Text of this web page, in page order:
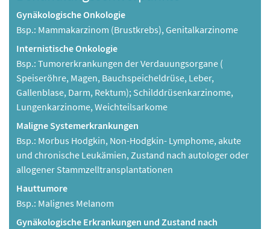
Gynäkologische Onkologie
Bsp.: Mammakarzinom (Brustkrebs), Genitalkarzinome
Internistische Onkologie
Bsp.: Tumorerkrankungen der Verdauungsorgane (
Speiseröhre, Magen, Bauchspeicheldrüse, Leber,
Gallenblase, Darm, Rektum); Schilddrüsenkarzinome,
Lungenkarzinome, Weichteilsarkome
Maligne Systemerkrankungen
Bsp.: Morbus Hodgkin, Non-Hodgkin- Lymphome, akute
und chronische Leukämien, Zustand nach autologer oder
allogener Stammzelltransplantationen
Hauttumore
Bsp.: Malignes Melanom
Gynäkologische Erkrankungen und Zustand nach